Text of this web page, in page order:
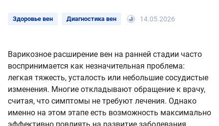
Здоровье вен Диагностика вен 14.05.2026
Варикозное расширение вен на ранней стадии часто
воспринимается как незначительная проблема:
легкая тяжесть, усталость или небольшие сосудистые
изменения. Многие откладывают обращение к врачу,
считая, что симптомы не требуют лечения. Однако
именно на этом этапе есть возможность максимально